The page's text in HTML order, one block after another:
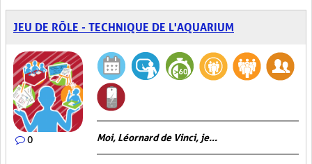
JEU DE RÔLE - TECHNIQUE DE L'AQUARIUM
0 Moi, Léornard de Vinci, je...